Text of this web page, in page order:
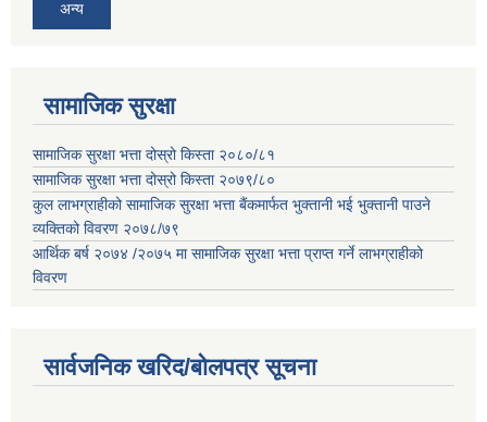
अन्य
सामाजिक सुरक्षा
सामाजिक सुरक्षा भत्ता दोस्रो किस्ता २०८०/८१
सामाजिक सुरक्षा भत्ता दोस्रो किस्ता २०७९/८०
कुल लाभग्राहीको सामाजिक सुरक्षा भत्ता बैंकमार्फत भुक्तानी भई भुक्तानी पाउने
व्यक्तिको विवरण २०७८/७९
आर्थिक बर्ष २०७४ /२०७५ मा सामाजिक सुरक्षा भत्ता प्राप्त गर्ने लाभग्राहीको
विवरण
सार्वजनिक खरिद/बोलपत्र सूचना